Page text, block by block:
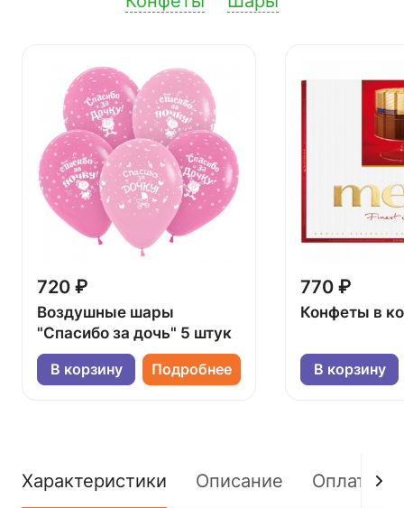
720 ₽
Воздушные шары
"Спасибо за дочь" 5 штук
В корзину Подробнее
770 ₽
Конфеты в
В корзину
Характеристики Описание Оплата